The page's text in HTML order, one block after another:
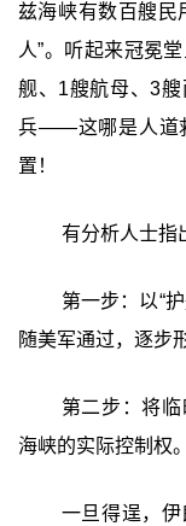
兹海峡有数百艘民
人”。听起来冠冕
舰、1艘航母、3
兵——这哪是人道
置！
有分析人士指
第一步：以“
随美军通过，逐步
第二步：将
海峡的实际控制权。
一旦得逞，